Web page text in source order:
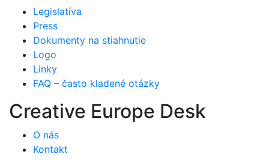
Legislatíva
Press
Dokumenty na stiahnutie
Logo
Linky
FAQ – často kladené otázky
Creative Europe Desk
O nás
Kontakt